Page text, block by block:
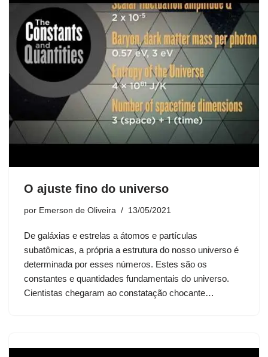
O ajuste fino do universo
por Emerson de Oliveira 13/05/2021
De galáxias e estrelas a átomos e partículas
subatômicas, a própria a estrutura do nosso universo é
determinada por esses números. Estes são os
constantes e quantidades fundamentais do universo.
Cientistas chegaram ao constatação chocante…